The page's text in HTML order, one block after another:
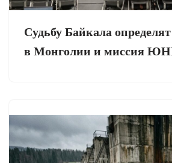
Судьбу Байкала
в Монголии и миссия